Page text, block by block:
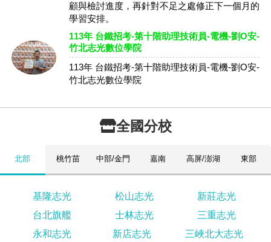
顧與檢討進度，再針對不足之處修正下一個月的
學習安排。
113年 台鐵招考-第十階助理技術員-電機-劉O安-
竹北志光數位學院
113年 台鐵招考-第十階助理技術員-電機-劉O安-
竹北志光數位學院
全國分校
北部 桃竹苗 中部/金門 嘉南 高屏/澎湖 東部
基隆志光 松山志光
新莊志光
台北旗艦
士林志光
三重志光
永和志光
新店志光 三峽北大志光